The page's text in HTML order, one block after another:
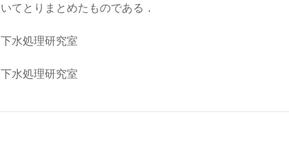
いてとりまとめたものである．
下水処理研究室
下水処理研究室